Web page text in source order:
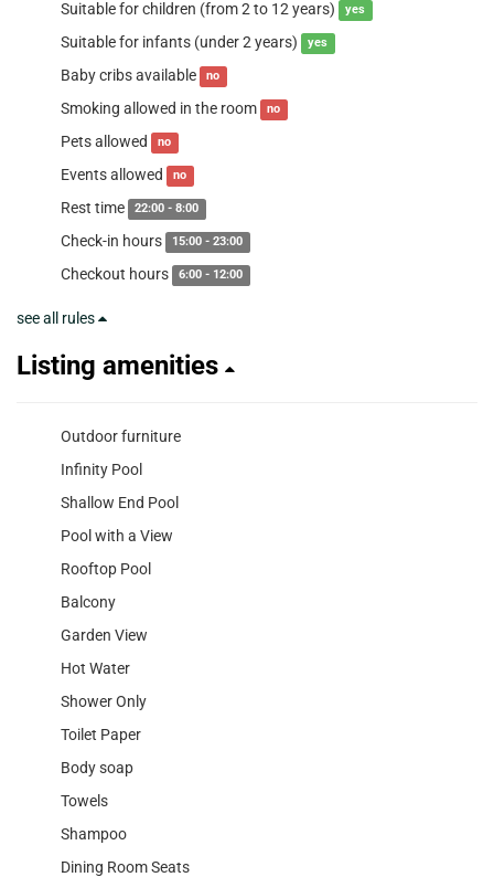
Suitable for children (from 2 to 12 years) yes
Suitable for infants (under 2 years) yes
Baby cribs available no
Smoking allowed in the room no
Pets allowed no
Events allowed no
Rest time 22:00 - 8:00
Check-in hours 15:00 - 23:00
Checkout hours 6:00 - 12:00
see all rules
Listing amenities
Outdoor furniture
Infinity Pool
Shallow End Pool
Pool with a View
Rooftop Pool
Balcony
Garden View
Hot Water
Shower Only
Toilet Paper
Body soap
Towels
Shampoo
Dining Room Seats